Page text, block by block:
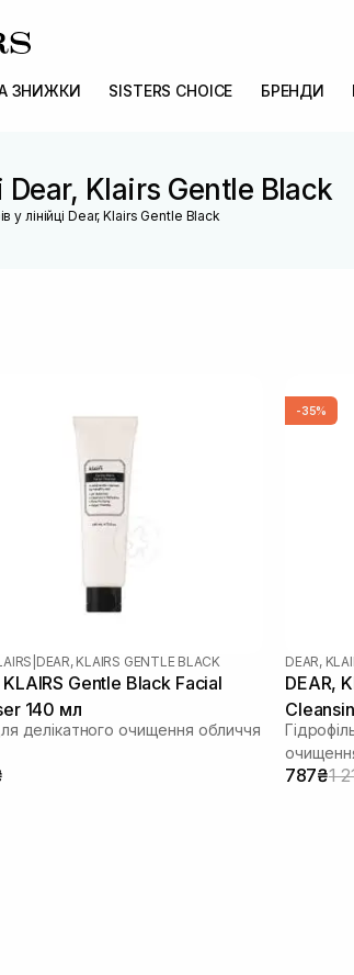
ЗНИЖКИ SISTERS CHOICE БРЕНДИ
Dear, Klairs Gentle Black
у лінійці Dear, Klairs Gentle Black
DEAR, KLAIRS GENTLE BLACK
KLAIRS Gentle Black Facial
140 мл
делікатного очищення обличчя
-35%
DEAR,
DEAR,
787₴1